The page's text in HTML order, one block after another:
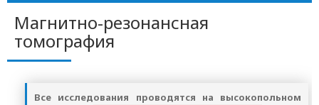
Магнитно-резонансная
томография
Все исследования проводятся на высокопольном